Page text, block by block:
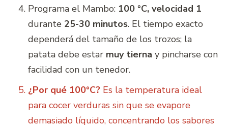
Programa el Mambo: 100 °C, velocidad 1
durante 25-30 minutos. El tiempo exacto
dependerá del tamaño de los trozos; la
patata debe estar muy tierna y pincharse con
facilidad con un tenedor.
¿Por qué 100°C? Es la temperatura ideal
para cocer verduras sin que se evapore
demasiado líquido, concentrando los sabores